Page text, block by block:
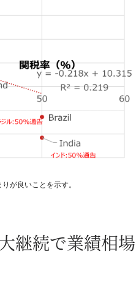
が良いことを示す。
継続で業績相場